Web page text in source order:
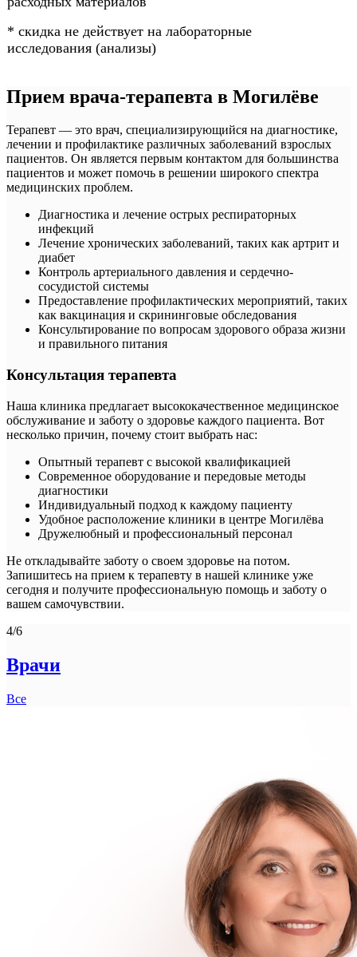
* скидка не действует на лабораторные
исследования (анализы)
Прием врача-терапевта в Могилёве
Терапевт — это врач, специализирующийся на диагностике,
лечении и профилактике различных заболеваний взрослых
пациентов. Он является первым контактом для большинства
пациентов и может помочь в решении широкого спектра
медицинских проблем.
Диагностика и лечение острых респираторных
инфекций
Лечение хронических заболеваний, таких как артрит и
диабет
Контроль артериального давления и сердечно-
сосудистой системы
Предоставление профилактических мероприятий, таких
как вакцинация и скрининговые обследования
Консультирование по вопросам здорового образа жизни
и правильного питания
Консультация терапевта
Наша клиника предлагает высококачественное медицинское
обслуживание и заботу о здоровье каждого пациента. Вот
несколько причин, почему стоит выбрать нас:
Опытный терапевт с высокой квалификацией
Современное оборудование и передовые методы
диагностики
Индивидуальный подход к каждому пациенту
Удобное расположение клиники в центре Могилёва
Дружелюбный и профессиональный персонал
Не откладывайте заботу о своем здоровье на потом.
Запишитесь на прием к терапевту в нашей клинике уже
сегодня и получите профессиональную помощь и заботу о
вашем самочувствии.
4/6
Врачи
Все